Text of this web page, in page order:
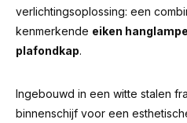
verlichtingsoplossing: een
kenmerkende eiken
plafondkap.
Ingebouwd in een witte stalen
binnenschijf voor een